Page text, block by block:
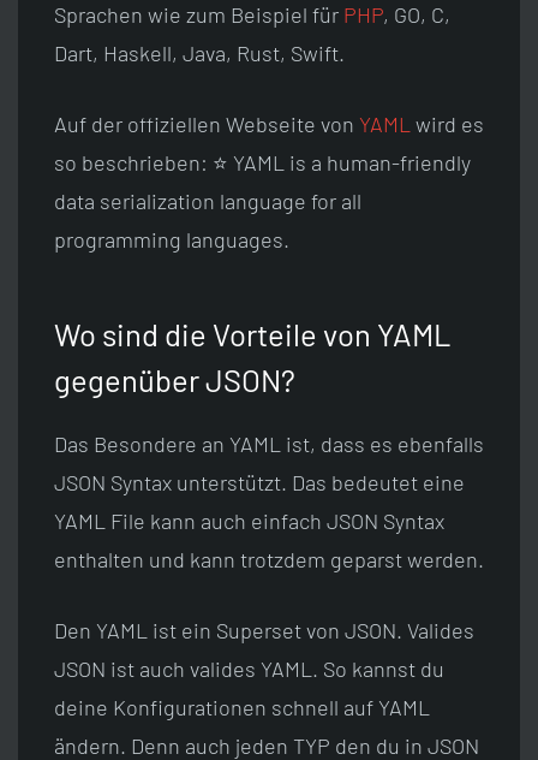
Sprachen wie zum Beispiel für PHP, GO, C,
Dart, Haskell, Java, Rust, Swift.
Auf der offiziellen Webseite von YAML wird es
so beschrieben: ⭐ YAML is a human-friendly
data serialization language for all
programming languages.
Wo sind die Vorteile von YAML
gegenüber JSON?
Das Besondere an YAML ist, dass es ebenfalls
JSON Syntax unterstützt. Das bedeutet eine
YAML File kann auch einfach JSON Syntax
enthalten und kann trotzdem geparst werden.
Den YAML ist ein Superset von JSON. Valides
JSON ist auch valides YAML. So kannst du
deine Konfigurationen schnell auf YAML
ändern. Denn auch jeden TYP den du in JSON